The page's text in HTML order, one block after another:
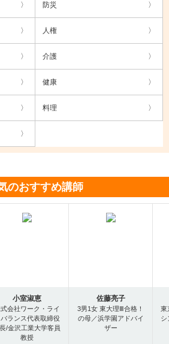
防災
人権
介護
健康
料理
のおすすめ講師
小室淑恵
会社ワーク・ライ
バランス代表取締役
/金沢工業大学客員
教授
佐藤亮子
3男1女 東大理Ⅲ合格！
の母／浜学園アドバイ
ザー
東
シ